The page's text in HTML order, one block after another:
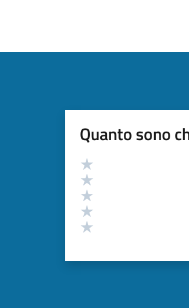
Quanto sono
Valutazione